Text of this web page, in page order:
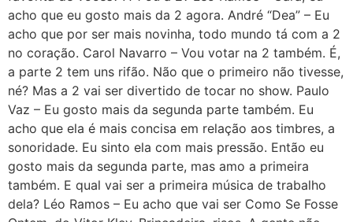
acho que eu gosto mais da 2 agora. André “Dea” – Eu
acho que por ser mais novinha, todo mundo tá com a 2
no coração. Carol Navarro – Vou votar na 2 também. É,
a parte 2 tem uns rifão. Não que o primeiro não tivesse,
né? Mas a 2 vai ser divertido de tocar no show. Paulo
Vaz – Eu gosto mais da segunda parte também. Eu
acho que ela é mais concisa em relação aos timbres, a
sonoridade. Eu sinto ela com mais pressão. Então eu
gosto mais da segunda parte, mas amo a primeira
também. E qual vai ser a primeira música de trabalho
dela? Léo Ramos – Eu acho que vai ser Como Se Fosse